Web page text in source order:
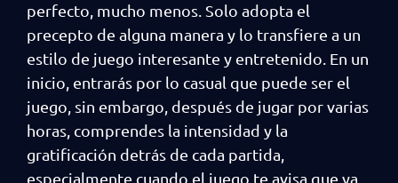
perfecto, mucho menos. Solo adopta el
precepto de alguna manera y lo transfiere a un
estilo de juego interesante y entretenido. En un
inicio, entrarás por lo casual que puede ser el
juego, sin embargo, después de jugar por varias
horas, comprendes la intensidad y la
gratificación detrás de cada partida,
especialmente cuando el juego te avisa que ya